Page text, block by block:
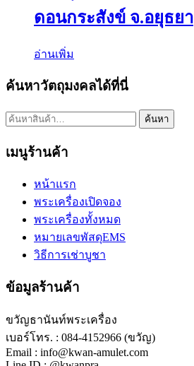
ดอนกระสังข์ จ.อยุธยา
อ่านเพิ่ม
ค้นหาวัตถุมงคลได้ที่นี่
ค้นหา: ค้นหา
เมนูร้านค้า
หน้าแรก
พระเครื่องเปิดจอง
พระเครื่องทั้งหมด
หมายเลขพัสดุEMS
วิธีการเช่าบูชา
ข้อมูลร้านค้า
ขวัญธานันท์พระเครื่อง
เบอร์โทร. : 084-4152966 (ขวัญ)
Email : info@kwan-amulet.com